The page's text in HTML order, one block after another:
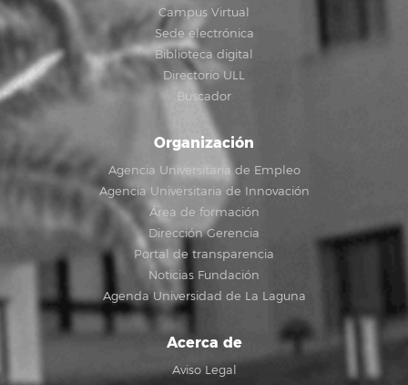
Campus Virtual
Sede electrónica
Biblioteca digital
Directorio ULL
Buscador
Organización
Agencia Universitaria de Empleo
Agencia Universitaria de Innovación
Área de formación
Dirección Gerencia
Portal de transparencia
Noticias Fundación
Agenda Universidad de La Laguna
Acerca de
Aviso Legal